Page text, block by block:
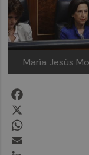
María Jesús